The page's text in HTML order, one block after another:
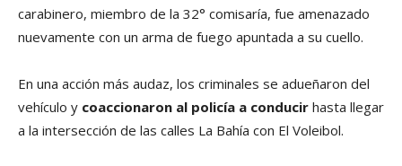
carabinero, miembro de la 32° comisaría, fue amenazado
nuevamente con un arma de fuego apuntada a su cuello.
En una acción más audaz, los criminales se adueñaron del
vehículo y coaccionaron al policía a conducir hasta llegar
a la intersección de las calles La Bahía con El Voleibol.